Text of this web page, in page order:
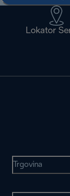
Lokator
Trgovina